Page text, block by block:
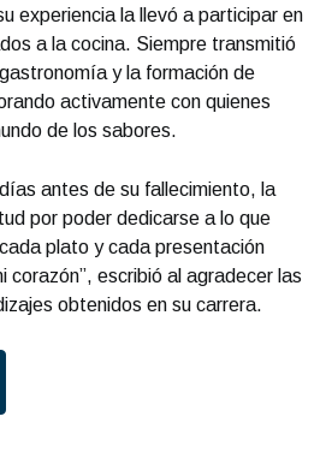
experiencia la llevó a participar en
a la cocina. Siempre transmitió
y la formación de
activamente con quienes
de los sabores.
antes de su fallecimiento, la
por poder dedicarse a lo que
plato y cada presentación
corazón”, escribió al agradecer las
obtenidos en su carrera.